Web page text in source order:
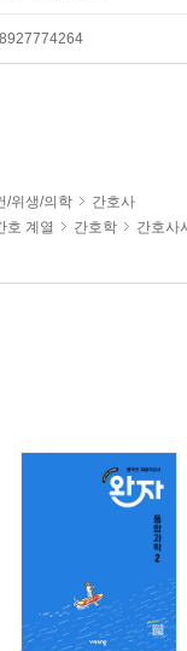
8927774264
/위생/의학
간호사
호 계열 간호학 간호사